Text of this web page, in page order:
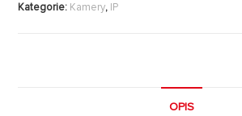
Kategorie: Kamery, IP
OPIS